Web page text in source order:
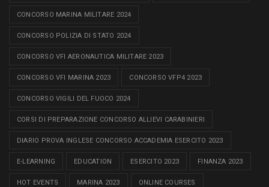
CONCORSO MARINA MILITARE 2024
CONCORSO POLIZIA DI STATO 2024
CONCORSO VFI AERONAUTICA MILITARE 2023
CONCORSO VFI MARINA 2023 CONCORSO VFP4 2023
CONCORSO VIGILI DEL FUOCO 2024
CORSI DI PREPARAZIONE CONCORSO ALLIEVI CARABINIERI
DIARIO PROVA INGLESE CONCORSO ACCADEMIA ESERCITO 2023
E-LEARNING EDUCATION ESERCITO 2023 FINANZA 2023
HOT EVENTS MARINA 2023 ONLINE COURSES